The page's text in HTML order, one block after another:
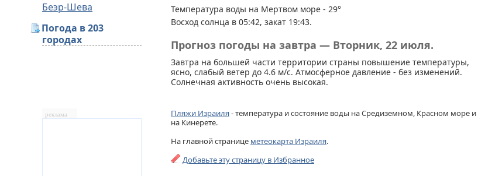
Беэр-Шева
Погода в 203
городах
реклама
Температура воды на Мертвом море - 29°
Восход солнца в 05:42, закат 19:43.
Прогноз погоды на завтра — Вторник, 22 июля.
Завтра на большей части территории страны повышение температуры,
ясно, слабый ветер до 4.6 м/с. Атмосферное давление - без изменений.
Солнечная активность очень высокая.
Пляжи Израиля- температура и состояние воды на Средиземном, Красном море и
на Кинерете.
На главной странице метеокарта Израиля.
Добавьте эту страницу в Избранное